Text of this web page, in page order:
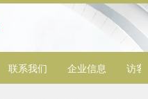
联系我们 企业信息 访客